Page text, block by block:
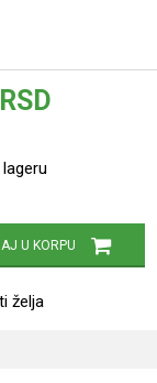
RSD
U KORPU
želja